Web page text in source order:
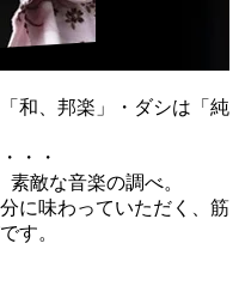
和、邦楽」・ダシは「純
・・
敵な音楽の調べ。
に味わっていただく、筋
す。